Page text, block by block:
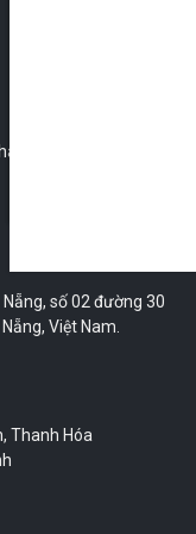
phường Long
số 02 đường 30
Việt Nam.
Thanh Hóa